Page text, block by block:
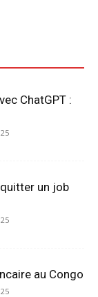
ChatGPT :
un job
au Congo